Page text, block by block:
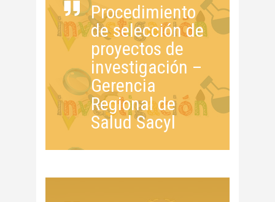
Procedimiento
de selección de
proyectos de
investigación –
Gerencia
Regional de
Salud Sacyl